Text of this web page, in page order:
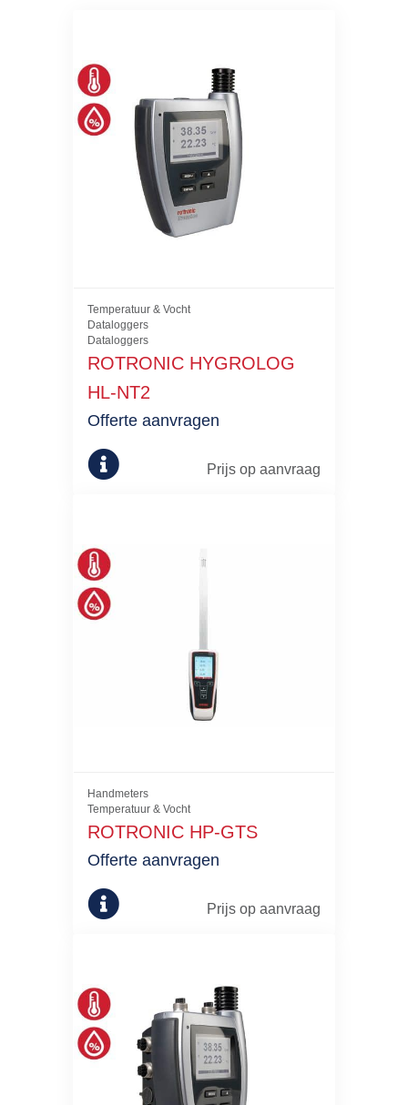
Temperatuur & Vocht
Dataloggers
Dataloggers
ROTRONIC HYGROLOG
HL-NT2
Prijs op aanvraag
Offerte aanvragen
Handmeters
Temperatuur & Vocht
ROTRONIC HP-GTS
Prijs op aanvraag
Offerte aanvragen